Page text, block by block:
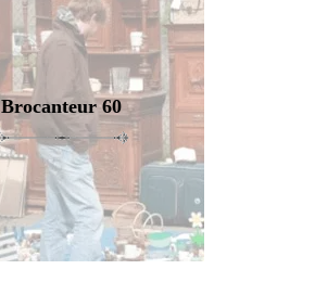
Brocanteur 60